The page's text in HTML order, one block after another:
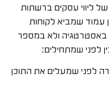
ליווי עסקים ברשתות
עמוד שמביא לקוחות
באסטרטגיה ולא במספר
לפני שמתחילים:
לפני שמעלים את התוכן